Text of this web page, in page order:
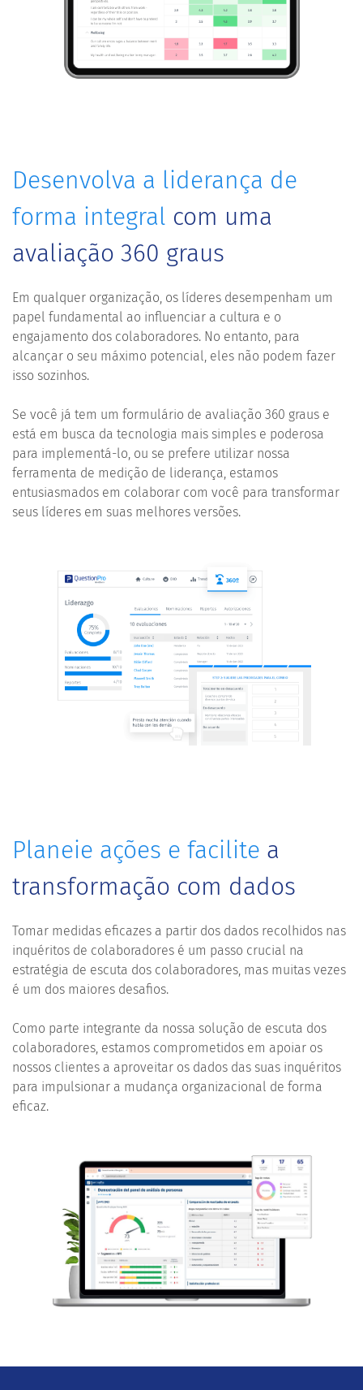
Desenvolva a liderança de
forma integral com uma
avaliação 360 graus
Em qualquer organização, os líderes desempenham um
papel fundamental ao influenciar a cultura e o
engajamento dos colaboradores. No entanto, para
alcançar o seu máximo potencial, eles não podem fazer
isso sozinhos.
Se você já tem um formulário de avaliação 360 graus e
está em busca da tecnologia mais simples e poderosa
para implementá-lo, ou se prefere utilizar nossa
ferramenta de medição de liderança, estamos
entusiasmados em colaborar com você para transformar
seus líderes em suas melhores versões.
Planeie ações e facilite a
transformação com dados
Tomar medidas eficazes a partir dos dados recolhidos nas
inquéritos de colaboradores é um passo crucial na
estratégia de escuta dos colaboradores, mas muitas vezes
é um dos maiores desafios.
Como parte integrante da nossa solução de escuta dos
colaboradores, estamos comprometidos em apoiar os
nossos clientes a aproveitar os dados das suas inquéritos
para impulsionar a mudança organizacional de forma
eficaz.